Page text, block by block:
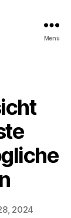
Menü
2024